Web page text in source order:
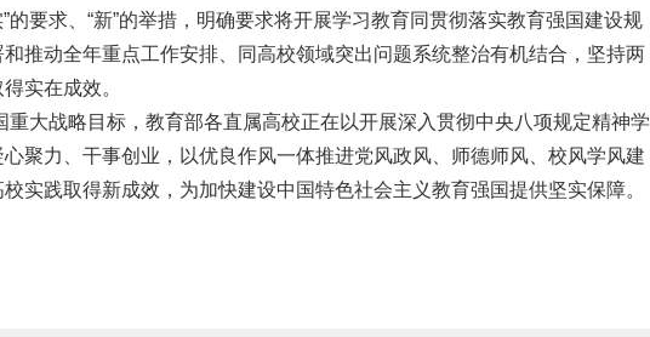
”的要求、“新”的举措，明确要求将开展学习教育同贯彻落实教育强国建设规
推动全年重点工作安排、同高校领域突出问题系统整治有机结合，坚持两
实在成效。
重大战略目标，教育部各直属高校正在以开展深入贯彻中央八项规定精神学
聚力、干事创业，以优良作风一体推进党风政风、师德师风、校风学风建
实践取得新成效，为加快建设中国特色社会主义教育强国提供坚实保障。